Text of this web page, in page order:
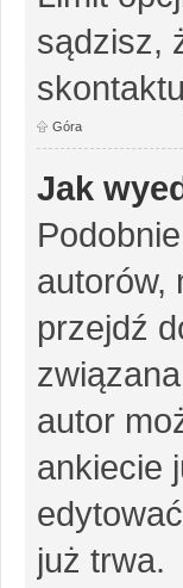
sądzisz,
Góra
Jak
autorów,
przejdź
autor
ankiecie
już trwa.